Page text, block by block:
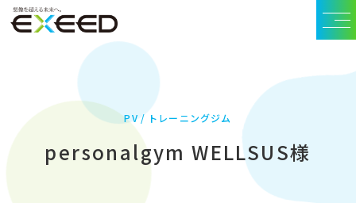
PV トレーニングジム
personalgym WELLSUS様